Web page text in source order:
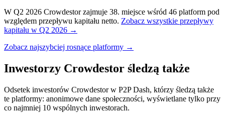
W Q2 2026 Crowdestor zajmuje 38. miejsce wśród 46 platform pod
względem przepływu kapitału netto. Zobacz wszystkie przepływy
kapitału w Q2 2026 →
Zobacz najszybciej rosnące platformy →
Inwestorzy Crowdestor śledzą także
Odsetek inwestorów Crowdestor w P2P Dash, którzy śledzą także
te platformy: anonimowe dane społeczności, wyświetlane tylko przy
co najmniej 10 wspólnych inwestorach.